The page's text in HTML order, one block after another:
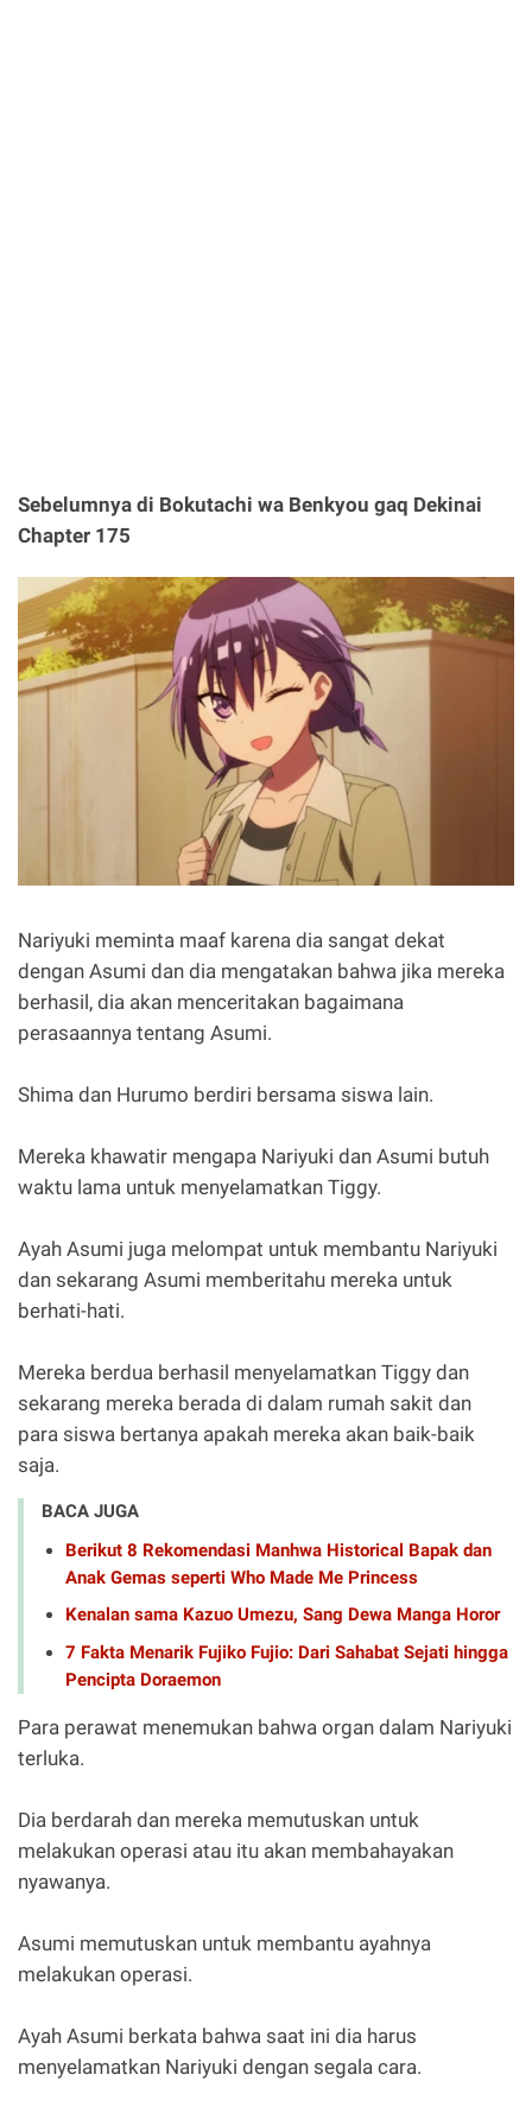
Sebelumnya di Bokutachi wa Benkyou gaq Dekinai
Chapter 175
Nariyuki meminta maaf karena dia sangat dekat
dengan Asumi dan dia mengatakan bahwa jika mereka
berhasil, dia akan menceritakan bagaimana
perasaannya tentang Asumi.
Shima dan Hurumo berdiri bersama siswa lain.
Mereka khawatir mengapa Nariyuki dan Asumi butuh
waktu lama untuk menyelamatkan Tiggy.
Ayah Asumi juga melompat untuk membantu Nariyuki
dan sekarang Asumi memberitahu mereka untuk
berhati-hati.
Mereka berdua berhasil menyelamatkan Tiggy dan
sekarang mereka berada di dalam rumah sakit dan
para siswa bertanya apakah mereka akan baik-baik
saja.
BACA JUGA
Berikut 8 Rekomendasi Manhwa Historical Bapak dan
Anak Gemas seperti Who Made Me Princess
Kenalan sama Kazuo Umezu, Sang Dewa Manga Horor
7 Fakta Menarik Fujiko Fujio: Dari Sahabat Sejati hingga
Pencipta Doraemon
Para perawat menemukan bahwa organ dalam Nariyuki
terluka.
Dia berdarah dan mereka memutuskan untuk
melakukan operasi atau itu akan membahayakan
nyawanya.
Asumi memutuskan untuk membantu ayahnya
melakukan operasi.
Ayah Asumi berkata bahwa saat ini dia harus
menyelamatkan Nariyuki dengan segala cara.